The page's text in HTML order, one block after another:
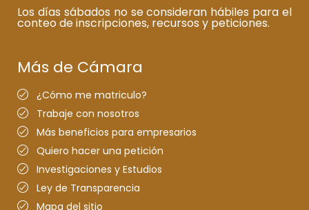
Los días sábados no se consideran hábiles para el
conteo de inscripciones, recursos y peticiones.
Más de Cámara
¿Cómo me matriculo?
Trabaje con nosotros
Más beneficios para empresarios
Quiero hacer una petición
Investigaciones y Estudios
Ley de Transparencia
Mapa del sitio